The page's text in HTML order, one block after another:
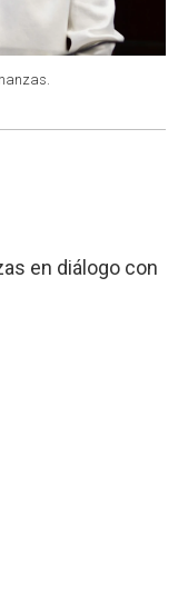
en diálogo con